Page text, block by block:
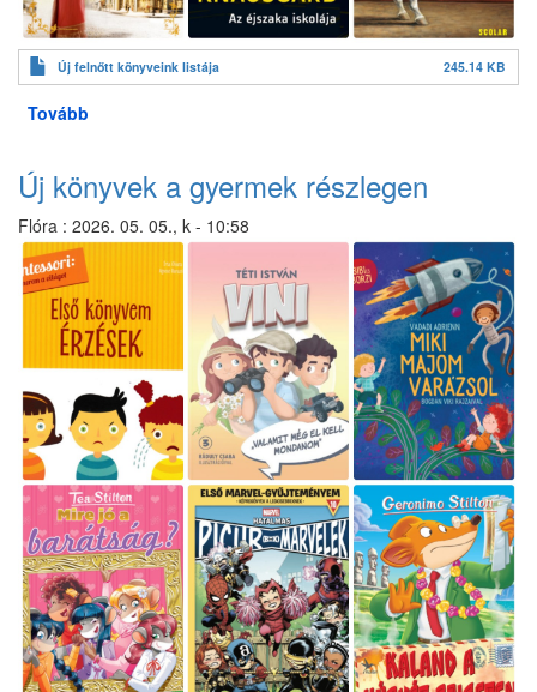
Új felnőtt könyveink listája 245.14 KB
Tovább
felnőtt
részlegen)
Új könyvek a gyermek részlegen
Flóra : 2026. 05. 05., k - 10:58